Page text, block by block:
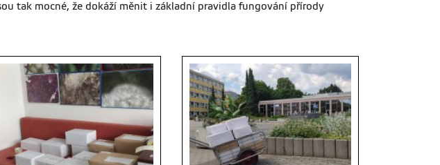
tak mocné, že dokáží měnit i základní pravidla fungování přírody